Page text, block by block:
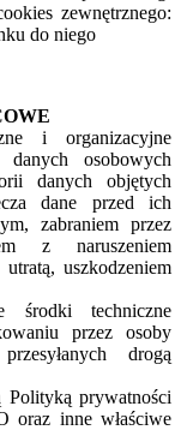
zewnętrznego:
do niego
i organizacyjne
danych osobowych
danych objętych
dane przed ich
zabraniem przez
z naruszeniem
uszkodzeniem
środki techniczne
przez osoby
drogą
Polityką prywatności
oraz inne właściwe